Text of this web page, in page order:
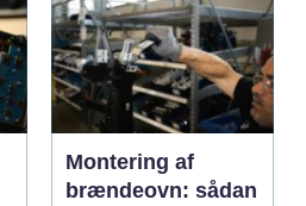
Montering af
brændeovn: sådan